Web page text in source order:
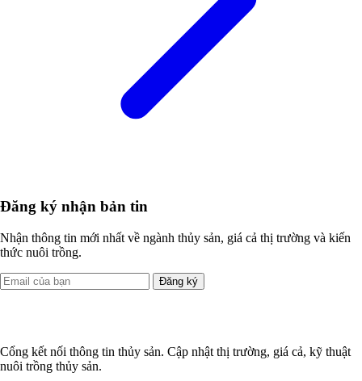
Đăng ký nhận bản tin
Nhận thông tin mới nhất về ngành thủy sản, giá cả thị trường và kiến
thức nuôi trồng.
Đăng ký
Cổng kết nối thông tin thủy sản. Cập nhật thị trường, giá cả, kỹ thuật
nuôi trồng thủy sản.